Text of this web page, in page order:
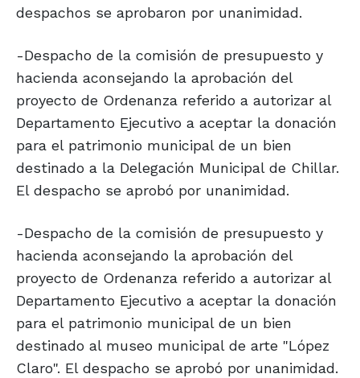
despachos se aprobaron por unanimidad.
-Despacho de la comisión de presupuesto y
hacienda aconsejando la aprobación del
proyecto de Ordenanza referido a autorizar al
Departamento Ejecutivo a aceptar la donación
para el patrimonio municipal de un bien
destinado a la Delegación Municipal de Chillar.
El despacho se aprobó por unanimidad.
-Despacho de la comisión de presupuesto y
hacienda aconsejando la aprobación del
proyecto de Ordenanza referido a autorizar al
Departamento Ejecutivo a aceptar la donación
para el patrimonio municipal de un bien
destinado al museo municipal de arte "López
Claro". El despacho se aprobó por unanimidad.